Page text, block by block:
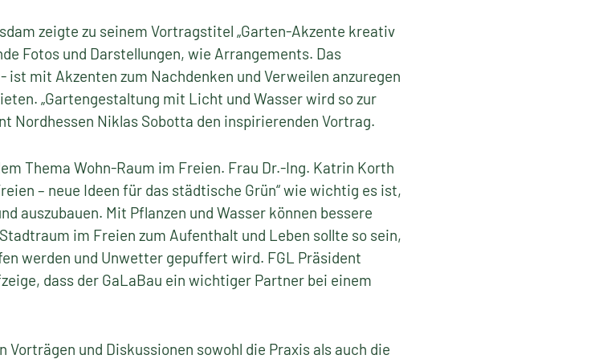
zeigte zu seinem Vortragstitel „Garten-Akzente kreativ
Fotos und Darstellungen, wie Arrangements. Das
mit Akzenten zum Nachdenken und Verweilen anzuregen
„Gartengestaltung mit Licht und Wasser wird so zur
Nordhessen Niklas Sobotta den inspirierenden Vortrag.
Thema Wohn-Raum im Freien. Frau Dr.-Ing. Katrin Korth
– neue Ideen für das städtische Grün“ wie wichtig es ist,
auszubauen. Mit Pflanzen und Wasser können bessere
im Freien zum Aufenthalt und Leben sollte so sein,
werden und Unwetter gepuffert wird. FGL Präsident
dass der GaLaBau ein wichtiger Partner bei einem
Vorträgen und Diskussionen sowohl die Praxis als auch die